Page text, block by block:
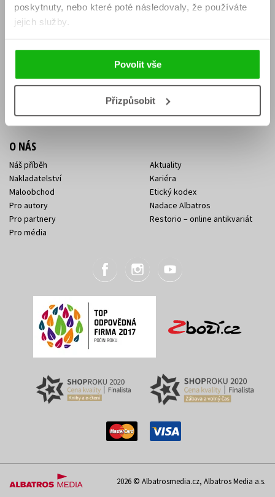
poskytnuty, nebo které poté následovaly, že používáte
jejich služby.
Povolit vše
Přizpůsobit
Obchodní podmínky
Jak nakoupit
Affiliate program
KONTAKTY
Sídlo společnosti
Kontakty Albatros Media
O NÁS
Náš příběh
Nakladatelství
Maloobchod
Pro autory
Pro partnery
Pro média
Aktuality
Kariéra
Etický kodex
Nadace Albatros
Restorio – online antikvariát
2026 © Albatrosmedia.cz, Albatros Media a.s.